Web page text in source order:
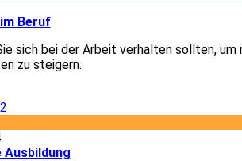
Beruf
sich bei der Arbeit verhalten sollten,
zu steigern.
Ausbildung